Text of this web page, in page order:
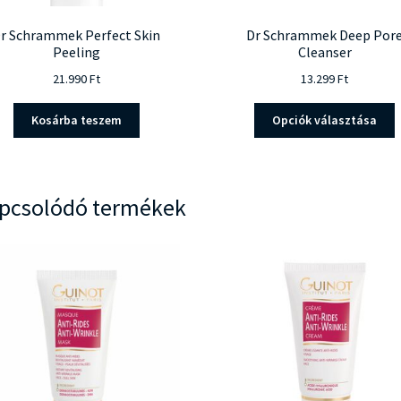
Schrammek Perfect Skin
Peeling
21.990Ft
Kosárba teszem
Dr Schrammek Deep Pore
Cleanser
13.299Ft
Opciók választása
termékek